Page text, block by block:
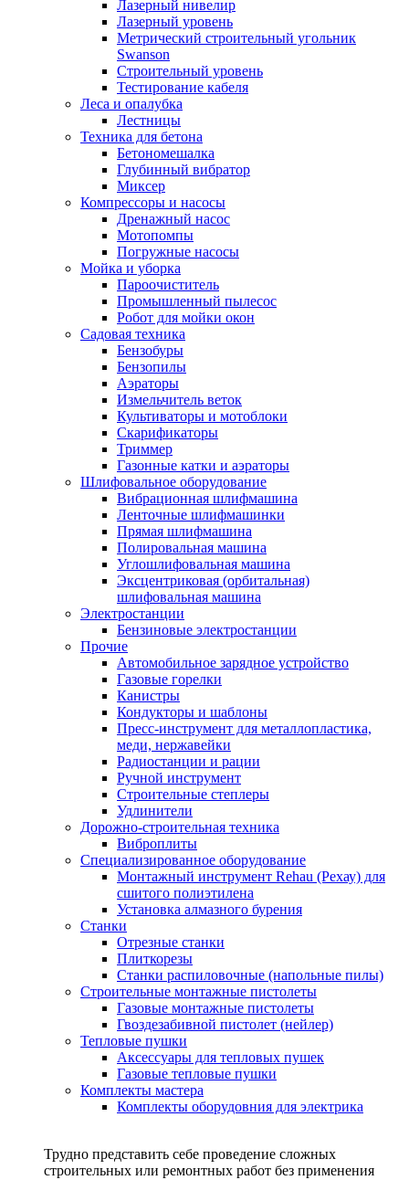
Лазерный нивелир
Лазерный уровень
Метрический строительный угольник
Swanson
Строительный уровень
Тестирование кабеля
Леса и опалубка
Лестницы
Техника для бетона
Бетономешалка
Глубинный вибратор
Миксер
Компрессоры и насосы
Дренажный насос
Мотопомпы
Погружные насосы
Мойка и уборка
Пароочиститель
Промышленный пылесос
Робот для мойки окон
Садовая техника
Бензобуры
Бензопилы
Аэраторы
Измельчитель веток
Культиваторы и мотоблоки
Скарификаторы
Триммер
Газонные катки и аэраторы
Шлифовальное оборудование
Вибрационная шлифмашина
Ленточные шлифмашинки
Прямая шлифмашина
Полировальная машина
Углошлифовальная машина
Эксцентриковая (орбитальная)
шлифовальная машина
Электростанции
Бензиновые электростанции
Прочие
Автомобильное зарядное устройство
Газовые горелки
Канистры
Кондукторы и шаблоны
Пресс-инструмент для металлопластика,
меди, нержавейки
Радиостанции и рации
Ручной инструмент
Строительные степлеры
Удлинители
Дорожно-строительная техника
Виброплиты
Специализированное оборудование
Монтажный инструмент Rehau (Рехау) для
сшитого полиэтилена
Установка алмазного бурения
Станки
Отрезные станки
Плиткорезы
Станки распиловочные (напольные пилы)
Строительные монтажные пистолеты
Газовые монтажные пистолеты
Гвоздезабивной пистолет (нейлер)
Тепловые пушки
Аксессуары для тепловых пушек
Газовые тепловые пушки
Комплекты мастера
Комплекты оборудовния для электрика
Трудно представить себе проведение сложных
строительных или ремонтных работ без применения